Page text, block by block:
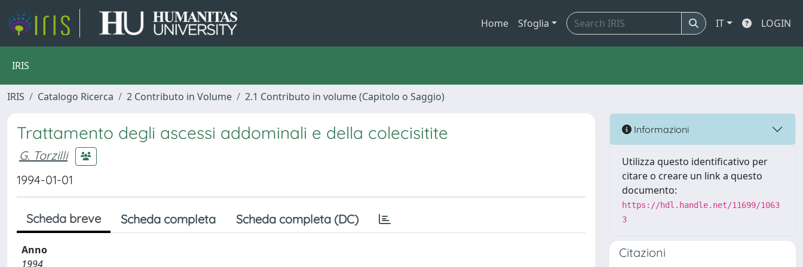
Home Sfoglia IT LOGIN
IRIS
IRIS Catalogo Ricerca 2 Contributo in Volume 2.1 Contributo in volume (Capitolo o Saggio)
Trattamento degli ascessi addominali e della colecisitite
G. Torzilli
1994-01-01
Scheda breve Scheda completa Scheda completa (DC)
Anno
1994
Informazioni
Utilizza questo identificativo per
citare o creare un link a questo
documento:
https://hdl.handle.net/11699/1063
3
Citazioni